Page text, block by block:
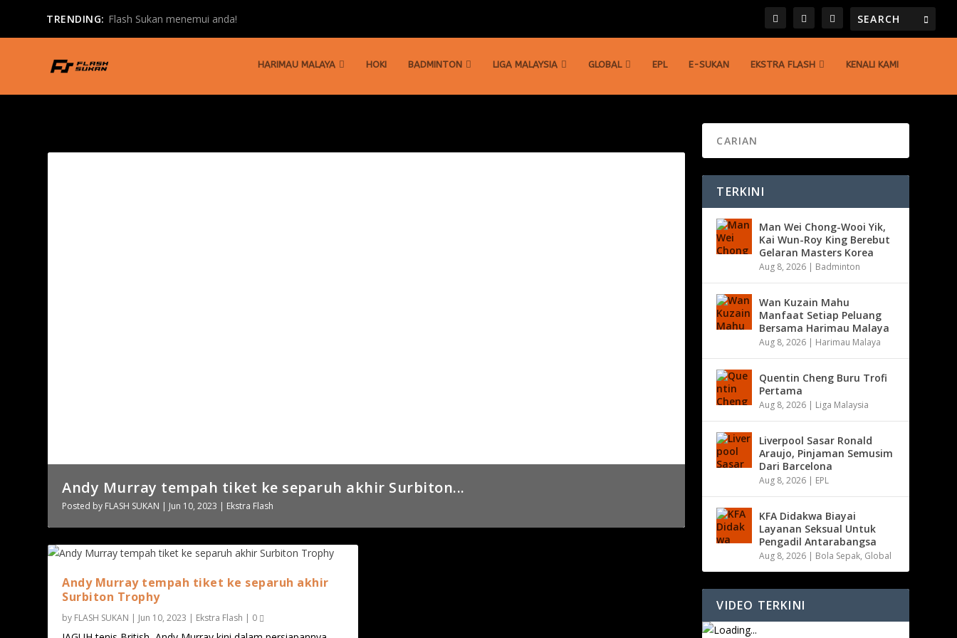
TRENDING: Flash Sukan menemui anda!
HARIMAU MALAYA HOKI BADMINTON LIGA MALAYSIA GLOBAL EPL E-SUKAN EKSTRA FLASH KENALI KAMI
Andy Murray tempah tiket ke separuh akhir Surbiton...
Posted by FLASH SUKAN | Jun 10, 2023 | Ekstra Flash
Andy Murray tempah tiket ke separuh akhir
Surbiton Trophy
by FLASH SUKAN | Jun 10, 2023 | Ekstra Flash | 0
TERKINI
Man Wei Chong-Wooi Yik,
Kai Wun-Roy King Berebut
Gelaran Masters Korea
Aug 8, 2026 | Badminton
Wan Kuzain Mahu
Manfaat Setiap Peluang
Bersama Harimau Malaya
Aug 8, 2026 | Harimau Malaya
Quentin Cheng Buru Trofi
Pertama
Aug 8, 2026 | Liga Malaysia
Liverpool Sasar Ronald
Araujo, Pinjaman Semusim
Dari Barcelona
Aug 8, 2026 | EPL
KFA Didakwa Biayai
Layanan Seksual Untuk
Pengadil Antarabangsa
Aug 8, 2026 | Bola Sepak, Global
VIDEO TERKINI